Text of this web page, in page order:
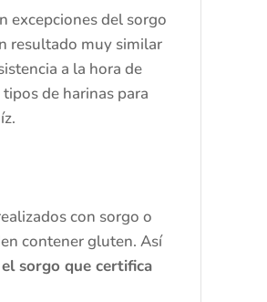
excepciones del sorgo
resultado muy similar
a la hora de
de harinas para
con sorgo o
contener gluten. Así
sorgo que certifica